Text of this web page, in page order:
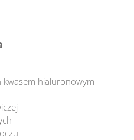
kwasem hialuronowym